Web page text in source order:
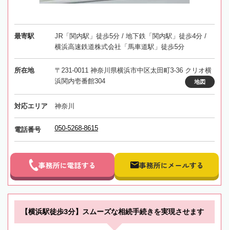
最寄駅
JR「関内駅」徒歩5分 / 地下鉄「関内駅」徒歩4分 /
横浜高速鉄道株式会社「馬車道駅」徒歩5分
所在地
〒231-0011 神奈川県横浜市中区太田町3-36 クリオ横
浜関内壱番館304
地図
対応エリア 神奈川
電話番号 050-5268-8615
事務所に電話する 事務所にメールする
【横浜駅徒歩3分】スムーズな相続手続きを実現させます